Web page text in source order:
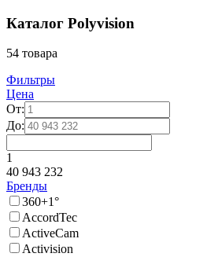
Каталог Polyvision
54 товара
Фильтры
Цена
От:
До:
1
40 943 232
Бренды
360+1°
AccordTec
ActiveCam
Activision